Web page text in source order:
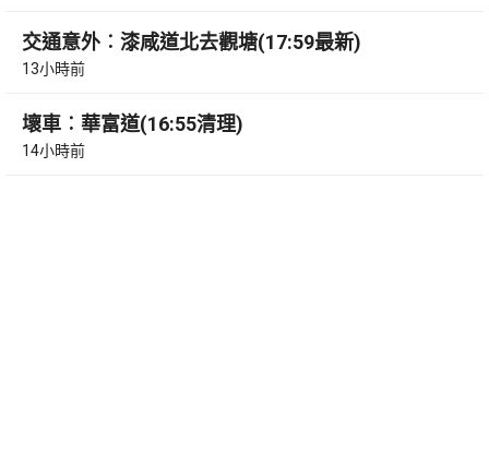
交通意外︰漆咸道北去觀塘(17:59最新)
13小時前
壞車︰華富道(16:55清理)
14小時前